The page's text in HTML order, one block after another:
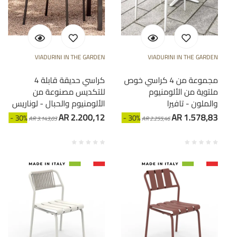
VIADURINI IN THE GARDEN
4 كراسي حديقة قابلة
للتكديس مصنوعة من
الألومنيوم والحبال - لوناريس
- 30%AR 3.143,03AR 2.200,12
VIADURINI IN THE GARDEN
مجموعة من 4 كراسي خوص
ملتوية من الألومنيوم
والملون - تافيرا
- 30%AR 2.255,46AR 1.578,83